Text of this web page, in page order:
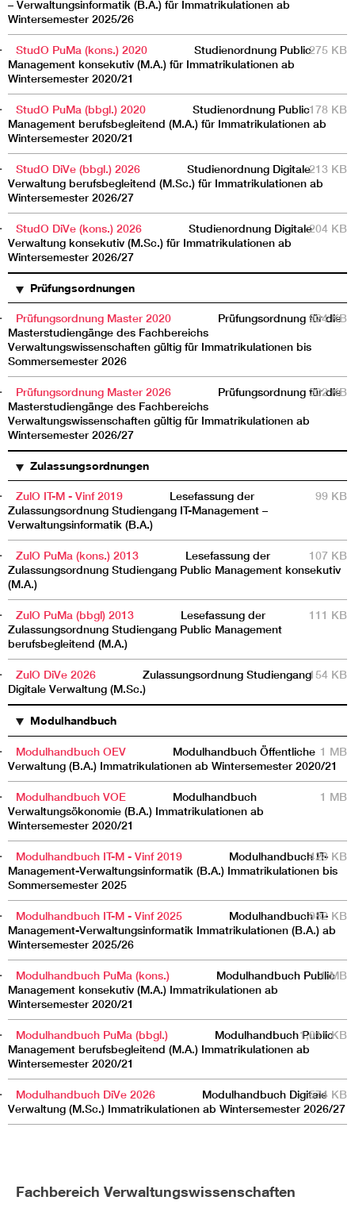
– Verwaltungsinformatik (B.A.) für Immatrikulationen ab
Wintersemester 2025/26
StudO PuMa (kons.) 2020
Studienordnung Public
Management konsekutiv (M.A.) für Immatrikulationen ab
Wintersemester 2020/21
275 KB
StudO PuMa (bbgl.) 2020
Studienordnung Public
Management berufsbegleitend (M.A.) für Immatrikulationen ab
Wintersemester 2020/21
178 KB
StudO DiVe (bbgl.) 2026
Studienordnung Digitale
Verwaltung berufsbegleitend (M.Sc.) für Immatrikulationen ab
Wintersemester 2026/27
213 KB
StudO DiVe (kons.) 2026
Studienordnung Digitale
Verwaltung konsekutiv (M.Sc.) für Immatrikulationen ab
Wintersemester 2026/27
204 KB
Prüfungsordnungen
Prüfungsordnung Master 2020
Prüfungsordnung für die
Masterstudiengänge des Fachbereichs
Verwaltungswissenschaften gültig für Immatrikulationen bis
Sommersemester 2026
924 KB
Prüfungsordnung Master 2026
Prüfungsordnung für die
Masterstudiengänge des Fachbereichs
Verwaltungswissenschaften gültig für Immatrikulationen ab
Wintersemester 2026/27
302 KB
Zulassungsordnungen
ZulO IT-M - Vinf 2019
Lesefassung der
Zulassungsordnung Studiengang IT-Management –
Verwaltungsinformatik (B.A.)
99 KB
ZulO PuMa (kons.) 2013
Lesefassung der
Zulassungsordnung Studiengang Public Management konsekutiv
(M.A.)
107 KB
ZulO PuMa (bbgl) 2013
Lesefassung der
Zulassungsordnung Studiengang Public Management
berufsbegleitend (M.A.)
111 KB
ZulO DiVe 2026
Zulassungsordnung Studiengang
Digitale Verwaltung (M.Sc.)
154 KB
Modulhandbuch
Modulhandbuch OEV
Modulhandbuch Öffentliche
Verwaltung (B.A.) Immatrikulationen ab Wintersemester 2020/21
1 MB
Modulhandbuch VOE
Modulhandbuch
Verwaltungsökonomie (B.A.) Immatrikulationen ab
Wintersemester 2020/21
1 MB
Modulhandbuch IT-M - Vinf 2019
Modulhandbuch IT-
Management-Verwaltungsinformatik (B.A.) Immatrikulationen bis
Sommersemester 2025
428 KB
Modulhandbuch IT-M - Vinf 2025
Modulhandbuch IT-
Management-Verwaltungsinformatik Immatrikulationen (B.A.) ab
Wintersemester 2025/26
982 KB
Modulhandbuch PuMa (kons.)
Modulhandbuch Public
Management konsekutiv (M.A.) Immatrikulationen ab
Wintersemester 2020/21
1 MB
Modulhandbuch PuMa (bbgl.)
Modulhandbuch Public
Management berufsbegleitend (M.A.) Immatrikulationen ab
Wintersemester 2020/21
1,011 KB
Modulhandbuch DiVe 2026
Modulhandbuch Digitale
Verwaltung (M.Sc.) Immatrikulationen ab Wintersemester 2026/27
574 KB
Fachbereich Verwaltungswissenschaften